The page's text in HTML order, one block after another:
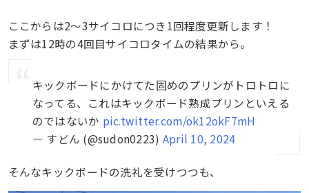
ここからは2〜3サイコロにつき1回程度更新します！
まずは12時の4回目サイコロタイムの結果から。
キックボードにかけてた固めのプリンがトロトロに
なってる、これはキックボード熟成プリンといえる
のではないか pic.twitter.com/ok12okF7mH
— すどん (@sudon0223) April 10, 2024
そんなキックボードの洗礼を受けつつも、